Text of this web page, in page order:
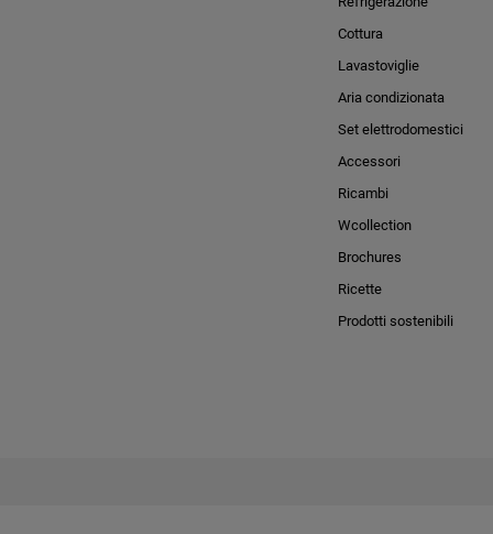
Cottura
Lavastoviglie
Aria condizionata
Set elettrodomestici
Accessori
Ricambi
Wcollection
Brochures
Ricette
Prodotti sostenibili